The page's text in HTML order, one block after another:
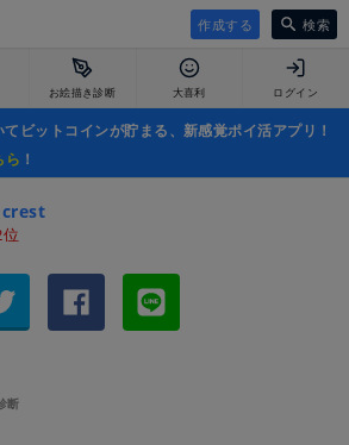
作成する 検索
お絵描き診断 大喜利 ログイン
ビットコインが貯まる、新感覚ポイ活アプリ！
ら ！
断